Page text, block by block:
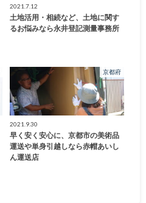
2021.7.12
土地活用・相続など、土地に関す
るお悩みなら永井登記測量事務所
京都府
2021.9.30
早く安く安心に、京都市の美術品
運送や単身引越しなら赤帽あいし
ん運送店